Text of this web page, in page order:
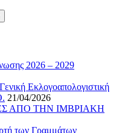
2026 – 2029
Εκλογοαπολογιστική
21/04/2026
ΑΠΟ ΤΗΝ ΙΜΒΡΙΑΚΗ
των Γραμμάτων